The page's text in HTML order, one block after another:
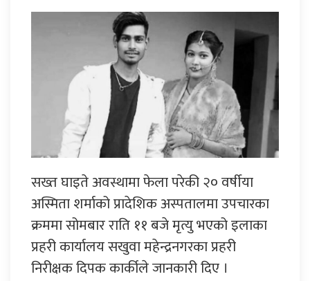
सख्त घाइते अवस्थामा फेला परेकी २० वर्षीया
अस्मिता शर्माको प्रादेशिक अस्पतालमा उपचारका
क्रममा सोमबार राति ११ बजे मृत्यु भएको इलाका
प्रहरी कार्यालय सखुवा महेन्द्रनगरका प्रहरी
निरीक्षक दिपक कार्कीले जानकारी दिए ।